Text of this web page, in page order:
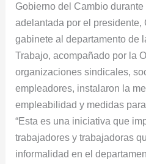
Gobierno del Cambio
adelantada por el presidente,
gabinete al departamento de
Trabajo, acompañado por la
organizaciones sindicales,
empleadores, instalaron la
empleabilidad y medidas
“Esta es una iniciativa que
trabajadores y trabajadoras
informalidad en el
empleabilidad
en
La
Guajira